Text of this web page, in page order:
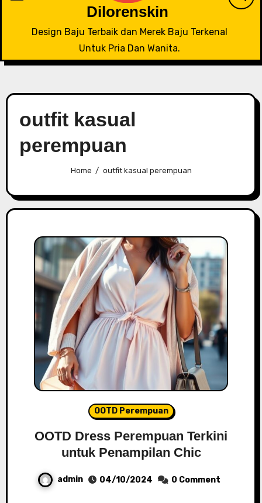
Dilorenskin
Design Baju Terbaik dan Merek Baju Terkenal
Untuk Pria Dan Wanita.
outfit kasual
perempuan
Home outfit kasual perempuan
OOTD Perempuan
OOTD Dress Perempuan Terkini
untuk Penampilan Chic
admin 04/10/2024 0 Comment